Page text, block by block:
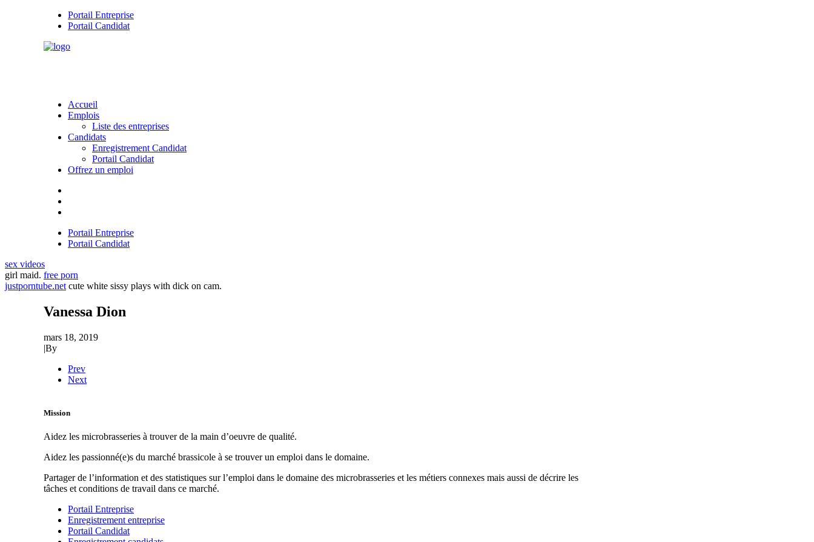
Portail Entreprise
Portail Candidat
Accueil
Emplois
Liste des entreprises
Candidats
Enregistrement Candidat
Portail Candidat
Offrez un emploi
Portail Entreprise
Portail Candidat
sex videos
girl maid. free porn
justporntube.net cute white sissy plays with dick on cam.
Vanessa Dion
mars 18, 2019
|By
Prev
Next
Mission
Aidez les microbrasseries à trouver de la main d’oeuvre de qualité.
Aidez les passionné(e)s du marché brassicole à se trouver un emploi dans le domaine.
Partager de l’information et des statistiques sur l’emploi dans le domaine des microbrasseries et les métiers connexes mais aussi de décrire les
tâches et conditions de travail dans ce marché.
Portail Entreprise
Enregistrement entreprise
Portail Candidat